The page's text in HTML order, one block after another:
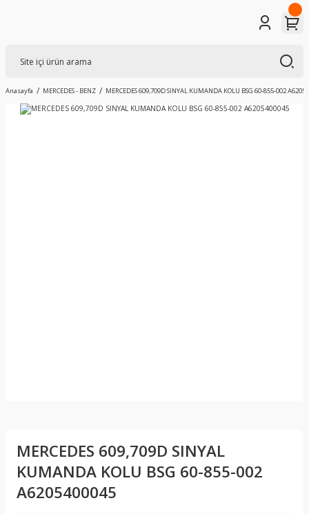
Anasayfa MERCEDES - BENZ MERCEDES 609,709D SINYAL KUMANDA KOLU BSG 60-855-002
MERCEDES 609,709D SINYAL
KUMANDA KOLU BSG 60-855-002
A6205400045